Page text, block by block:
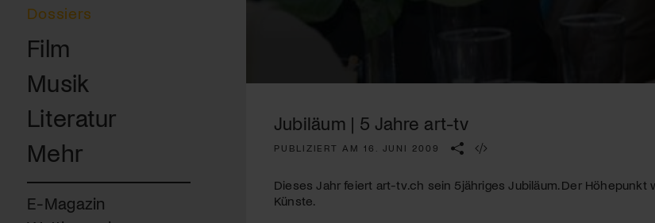
Dossiers
Film
Musik
Literatur
Mehr
E-Magazin
Jubiläum | 5 Jahre art-tv
PUBLIZIERT AM 16. JUNI 2009
Dieses Jahr feiert art-tv.ch sein 5jähriges Jubiläum. Der
Künste.
diversen Kulturevents.
Jetzt Mitglied werden